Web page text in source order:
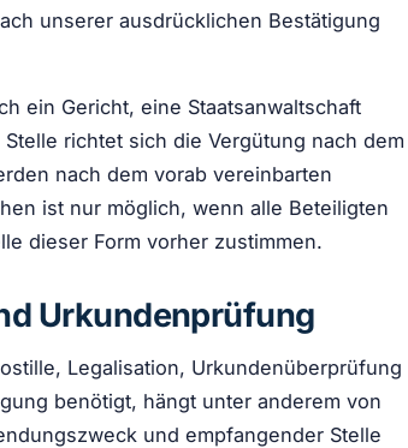
unserer ausdrücklichen Bestätigung
ein Gericht, eine Staatsanwaltschaft
richtet sich die Vergütung nach dem
nach dem vorab vereinbarten
ist nur möglich, wenn alle Beteiligten
dieser Form vorher zustimmen.
Urkundenprüfung
Legalisation, Urkundenüberprüfung
benötigt, hängt unter anderem von
und empfangender Stelle